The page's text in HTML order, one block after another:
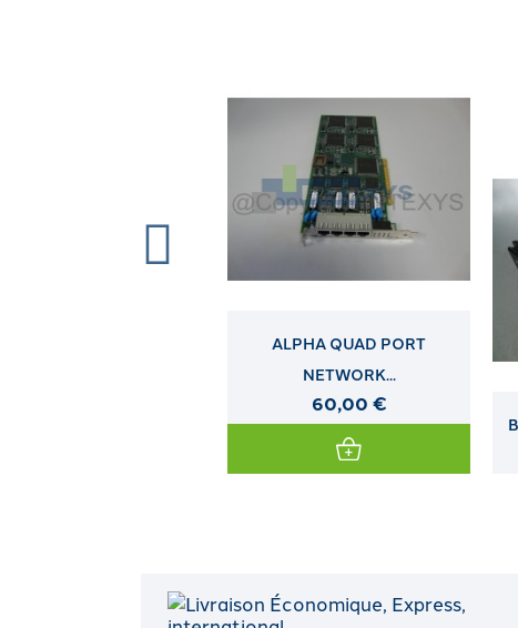
BERCEAU HP LFF NON HOT
PLUG...